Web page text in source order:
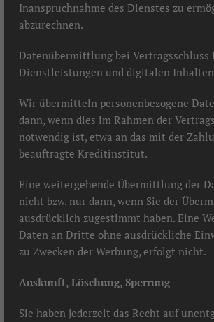
Inanspruchnahme des Dienstes zu
abzurechnen.
Datenübermittlung bei Vertragsschluss
Dienstleistungen und digitalen Inhalten
Wir übermitteln personenbezogene
dann, wenn dies im Rahmen der
notwendig ist, etwa an das mit der
beauftragte Kreditinstitut.
Eine weitergehende Übermittlung der
nicht bzw. nur dann, wenn Sie der
ausdrücklich zugestimmt haben. Eine
Daten an Dritte ohne ausdrückliche
zu Zwecken der Werbung, erfolgt nicht.
Auskunft, Löschung, Sperrung
Sie haben jederzeit das Recht auf